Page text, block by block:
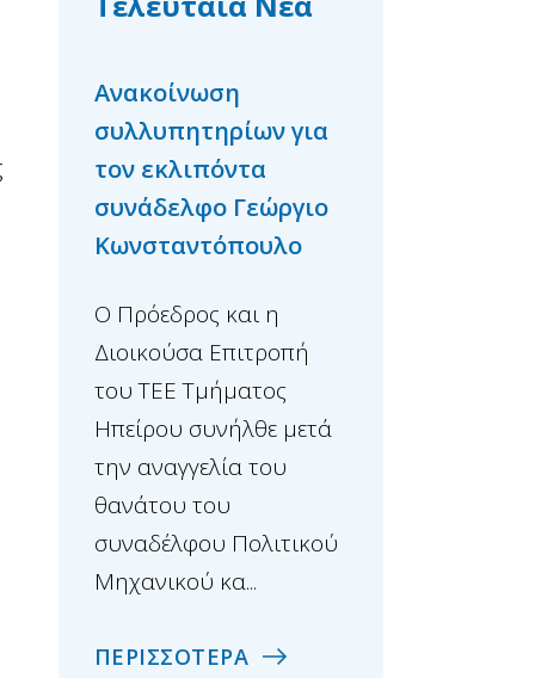
Ανακοίνωση
συλλυπητηρίων για
τον εκλιπόντα
συνάδελφο Γεώργιο
Κωνσταντόπουλο
Ο Πρόεδρος και η
Διοικούσα Επιτροπή
του ΤΕΕ Τμήματος
Ηπείρου συνήλθε μετά
την αναγγελία του
θανάτου του
συναδέλφου Πολιτικού
Μηχανικού κα...
ΠΕΡΙΣΣΟΤΕΡΑ